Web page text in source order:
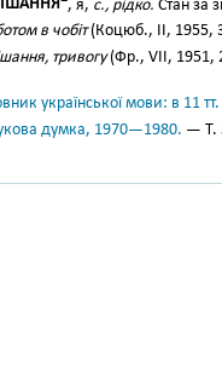
, я, с., рідко. Стан за
в чобіт(Коцюб., II, 1955,
тривогу(Фр., VII, 1951,
української мови: в 11
думка, 1970—1980. — Т.